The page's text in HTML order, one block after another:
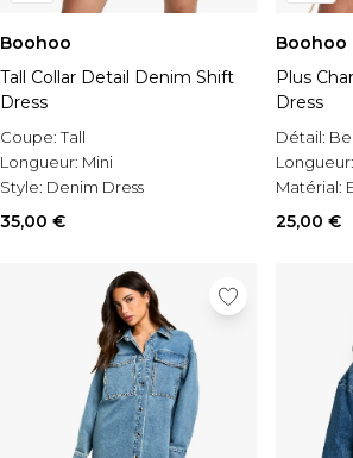
Boohoo
Tall Collar Detail Denim Shift
Dress
Coupe:Tall
Longueur: Mini
Style: Denim Dress
35,00 €
Boohoo
Plus
Dress
Détail:
Longueur:
Matérial:
25,00 €